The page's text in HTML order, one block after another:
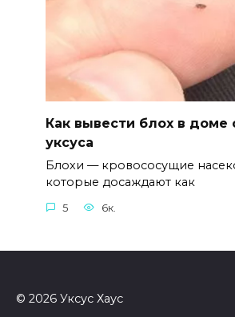
Как вывести блох в
уксуса
Блохи — кровососущие
которые досаждают как
5 6к.
© 2026 Уксус Хауc